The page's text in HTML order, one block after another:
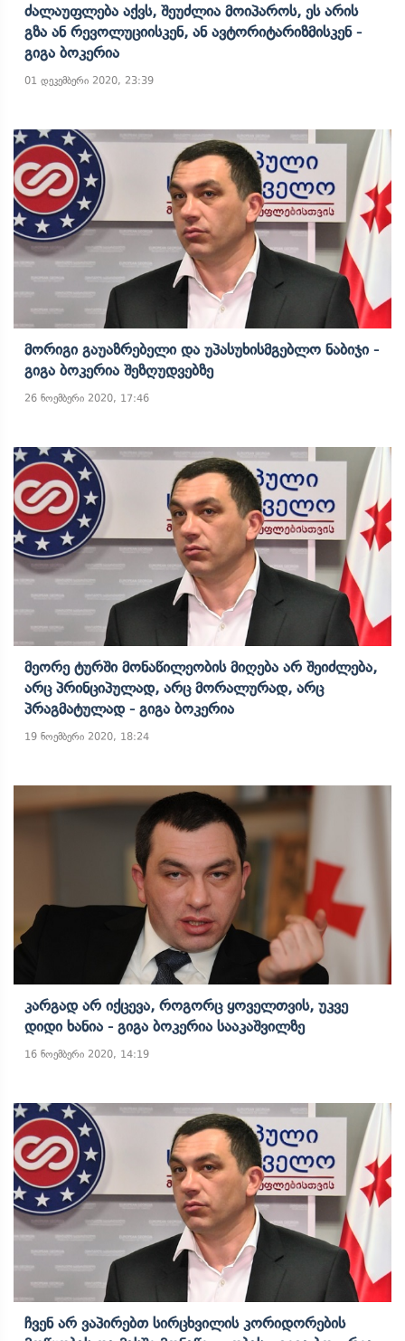
Ძალაუფლება Აქვს, Შეუძლია Მოიპაროს, Ეს Არის
Გზა Ან Რევოლუციისკენ, Ან Ავტორიტარიზმისკენ -
Გიგა Ბოკერია
01 დეკემბერი 2020, 23:39
Მორიგი Გაუაზრებელი Და Უპასუხისმგებლო Ნაბიჯი -
Გიგა Ბოკერია Შეზღუდვებზე
26 ნოემბერი 2020, 17:46
Მეორე Ტურში Მონაწილეობის Მიღება Არ Შეიძლება,
Არც Პრინციპულად, Არც Მორალურად, Არც
Პრაგმატულად - Გიგა Ბოკერია
19 ნოემბერი 2020, 18:24
Კარგად Არ Იქცევა, Როგორც Ყოველთვის, Უკვე
Დიდი Ხანია - Გიგა Ბოკერია Სააკაშვილზე
16 ნოემბერი 2020, 14:19
Ჩვენ Არ Ვაპირებთ Სირცხვილის Კორიდორების